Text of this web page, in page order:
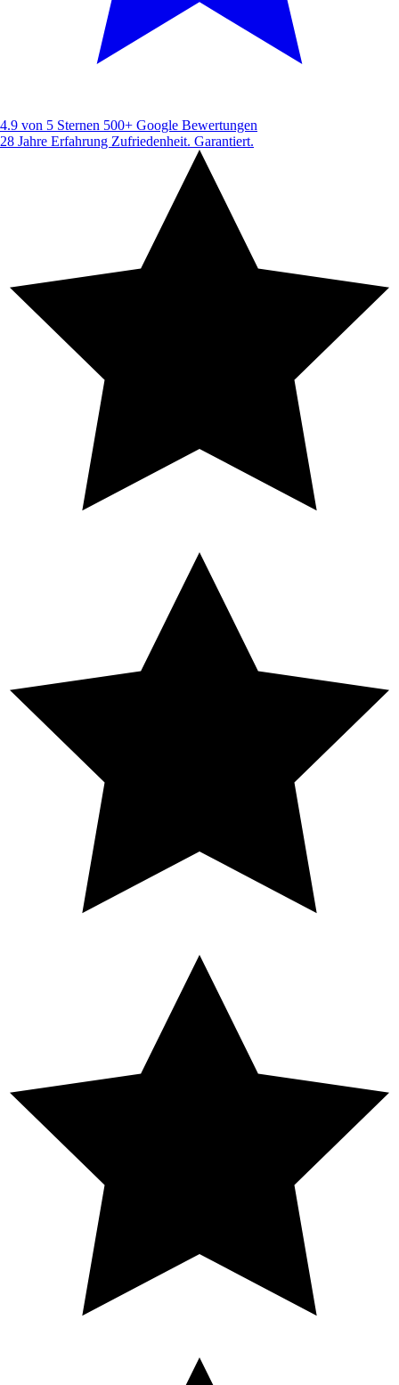
4.9 von 5 Sternen 500+ Google Bewertungen
28 Jahre Erfahrung Zufriedenheit. Garantiert.